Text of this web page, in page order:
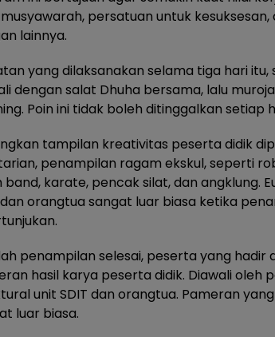
persatuan untuk kesuksesan,
lainnya.
yang dilaksanakan selama tiga hari itu,
dengan salat Dhuha bersama, lalu
Poin ini tidak boleh ditinggalkan setiap
tampilan kreativitas peserta didik
penampilan ragam ekskul, seperti
band, karate, pencak silat, dan angklung.
orangtua sangat luar biasa ketika
penampilan selesai, peserta yang hadir
hasil karya peserta didik. Diawali oleh
unit SDIT dan orangtua. Pameran
luar biasa.